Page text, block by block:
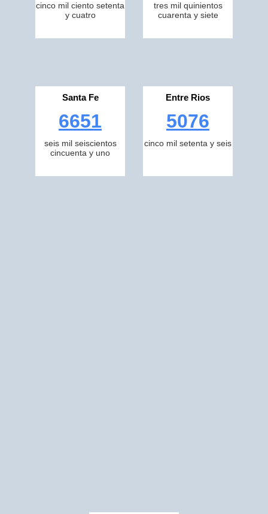
cinco mil ciento setenta
y cuatro
tres mil quinientos
cuarenta y siete
Santa Fe
6651
seis mil seiscientos
cincuenta y uno
Entre Rios
5076
cinco mil setenta y seis